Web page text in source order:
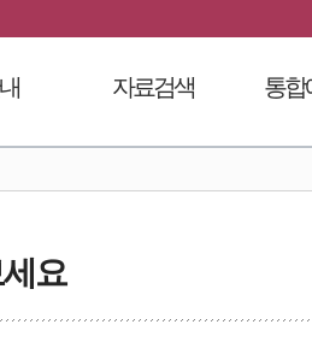
스
자료검색
추천도서
통합
열람
요